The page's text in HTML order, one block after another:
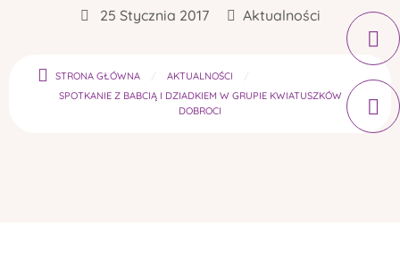
25 Stycznia 2017 Aktualności
STRONA GŁÓWNA
AKTUALNOŚCI
SPOTKANIE Z BABCIĄ I DZIADKIEM W GRUPIE KWIATUSZKÓW
DOBROCI